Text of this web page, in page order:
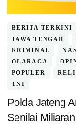
BERITA TERKINI
JAWA TENGAH
KRIMINAL
OLARAGA
POPULER
TNI
Polda Jateng
Senilai